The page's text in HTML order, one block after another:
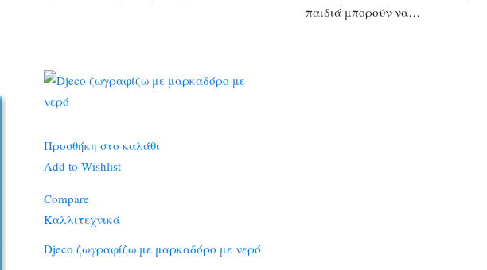
παιδιά μπορούν να…
Προσθήκη στο καλάθι
Add to Wishlist
Compare
Καλλιτεχνικά
Djeco ζωγραφίζω με μαρκαδόρο με νερό